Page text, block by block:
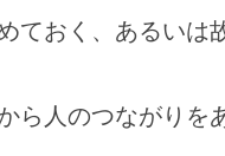
ておく、あるいは
ら人のつながりを